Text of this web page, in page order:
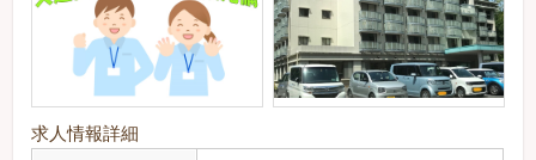
求人情報詳細